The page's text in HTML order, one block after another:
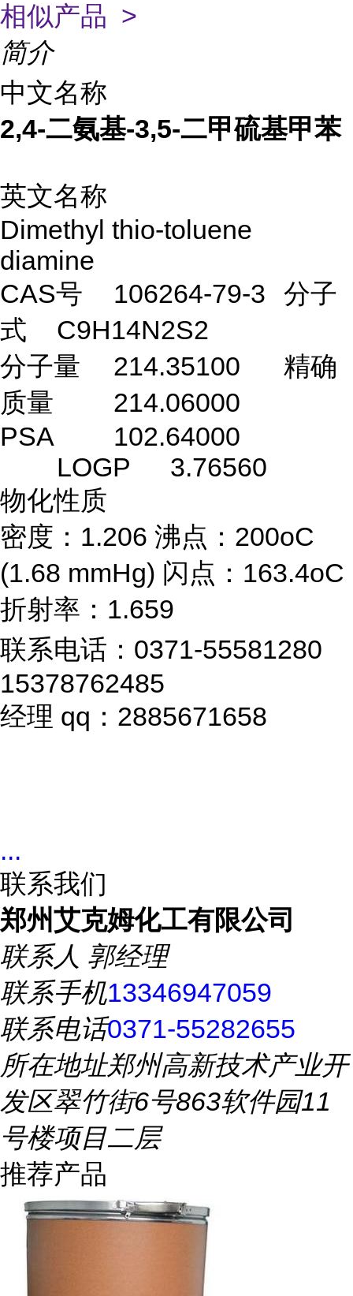
相似产品 >
简介
中文名称
2,4-二氨基-3,5-二甲硫基甲苯
英文名称
Dimethyl thio-toluene
diamine
CAS号
106264-79-3
分子
式
C9H14N2S2
分子量
214.35100
精确
质量
214.06000
PSA
102.64000
LOGP
3.76560
物化性质
密度：1.206 沸点：200oC
(1.68 mmHg) 闪点：163.4oC
折射率：1.659
联系电话：0371-55581280
15378762485
经理 qq：2885671658
...
联系我们
郑州艾克姆化工有限公司
联系人 郭经理
联系手机13346947059
联系电话0371-55282655
所在地址郑州高新技术产业开
发区翠竹街6号863软件园11
号楼项目二层
推荐产品